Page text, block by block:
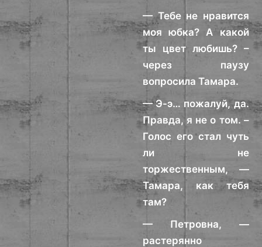
— Тебе не нравится
моя юбка? А какой
ты цвет любишь? –
через паузу
вопросила Тамара.
— Э-э… пожалуй, да.
Правда, я не о том. –
Голос его стал чуть
ли не
торжественным, —
Тамара, как тебя
там?
— Петровна, —
растерянно